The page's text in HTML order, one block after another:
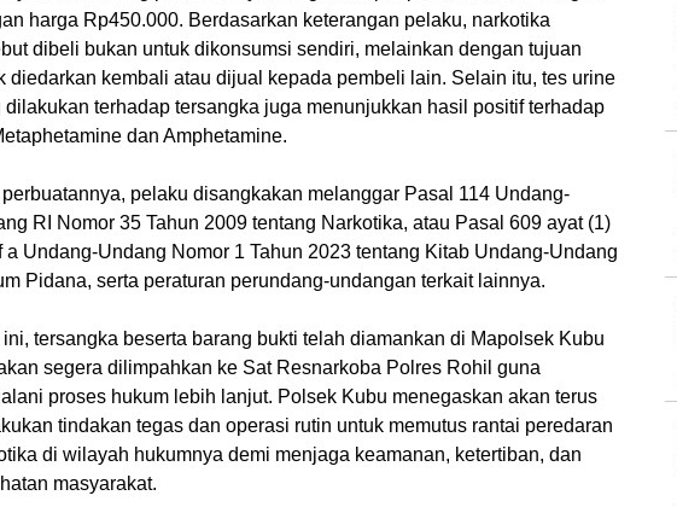
harga Rp450.000. Berdasarkan keterangan pelaku, narkotika
dibeli bukan untuk dikonsumsi sendiri, melainkan dengan tujuan
diedarkan kembali atau dijual kepada pembeli lain. Selain itu, tes urine
dilakukan terhadap tersangka juga menunjukkan hasil positif terhadap
dan Amphetamine.
pelaku disangkakan melanggar Pasal 114 Undang-
RI Nomor 35 Tahun 2009 tentang Narkotika, atau Pasal 609 ayat (1)
a Undang-Undang Nomor 1 Tahun 2023 tentang Kitab Undang-Undang
Pidana, serta peraturan perundang-undangan terkait lainnya.
ini, tersangka beserta barang bukti telah diamankan di Mapolsek Kubu
segera dilimpahkan ke Sat Resnarkoba Polres Rohil guna
proses hukum lebih lanjut. Polsek Kubu menegaskan akan terus
tindakan tegas dan operasi rutin untuk memutus rantai peredaran
di wilayah hukumnya demi menjaga keamanan, ketertiban, dan
masyarakat.